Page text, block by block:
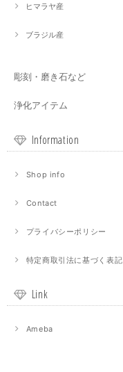
ヒマラヤ産
ブラジル産
彫刻・磨き石など
浄化アイテム
Information
Shop info
Contact
プライバシーポリシー
特定商取引法に基づく表記
Link
Ameba